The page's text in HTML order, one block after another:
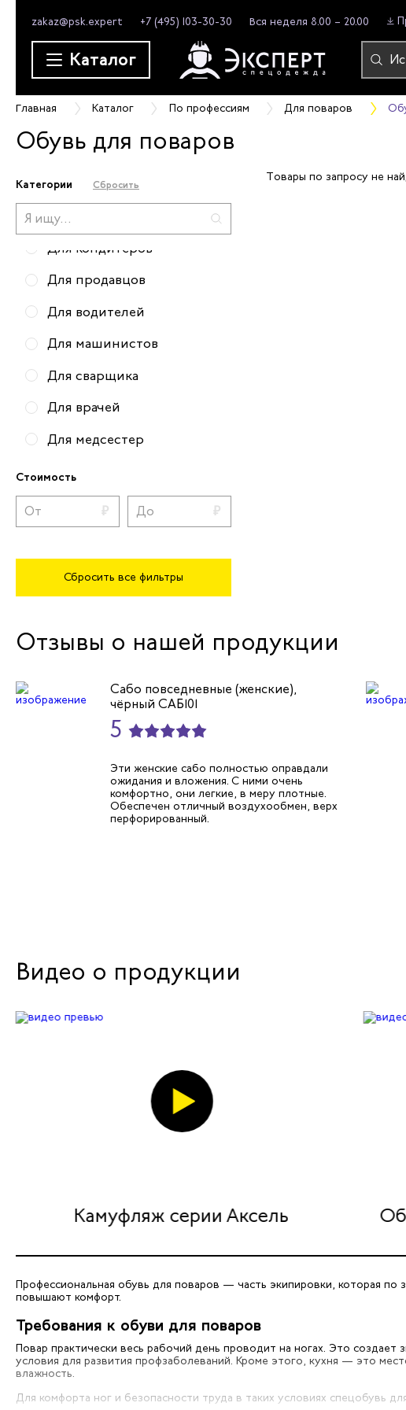
zakaz@psk.expert +7 (495) 103-30-30 Вся неделя 8.00 – 20.00
Каталог
Главная Каталог По профессиям Для поваров
Обувь для поваров
Категории Сбросить
Для уборщиц
Для инженеров
Для электриков
Для ИТР и руководителей
Для поваров
Для автосервиса
Для кондитеров
Для продавцов
Для водителей
Для машинистов
Для сварщика
Для врачей
Для медсестер
Для скорой помощи
Для механиков
Для техников
Стоимость
Сбросить все фильтры
Товары по запросу не
Отзывы о нашей продукции
Сабо повседневные (женские),
чёрный САБ101
5
Эти женские сабо полностью оправдали
ожидания и вложения. С ними очень
комфортно, они легкие, в меру плотные.
Обеспечен отличный воздухообмен, верх
перфорированный.
Видео о продукции
Камуфляж серии Аксель
Профессиональная обувь для поваров — часть экипировки, которая
повышают комфорт.
Требования к обуви для поваров
Повар практически весь рабочий день проводит на ногах. Это
условия для развития профзаболеваний. Кроме этого, кухня — это
влажность.
Для комфорта ног и безопасности труда в таких условиях спецобувь